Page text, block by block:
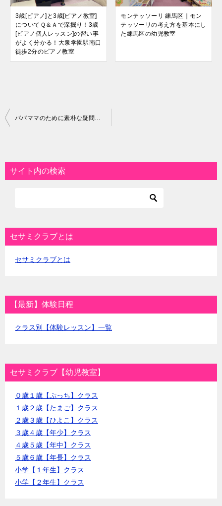
3歳[ピアノ]と3歳[ピアノ教室]
についてＱ＆Ａで深掘り！3歳
[ピアノ個人レッスン]の習い事
がよく分かる！大泉学園駅南口
徒歩2分のピアノ教室
モンテッソーリ 練馬区｜モン
テッソーリの考え方を基本にし
た練馬区の幼児教室
投
ビ
ゲ
ョ
ン
サイト内の検索
セサミクラブとは
セサミクラブとは
【最新】体験日程
クラス別【体験レッスン】一覧
セサミクラブ【幼児教室】
０歳１歳【ぷっち】クラス
１歳２歳【たまご】クラス
２歳３歳【ひよこ】クラス
３歳４歳【年少】クラス
４歳５歳【年中】クラス
５歳６歳【年長】クラス
小学【１年生】クラス
小学【２年生】クラス